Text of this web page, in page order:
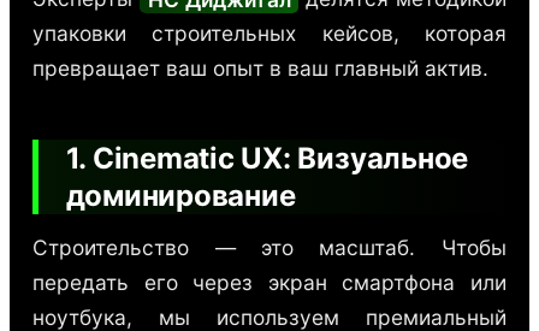
упаковки строительных кейсов, которая
превращает ваш опыт в ваш главный актив.
1. Cinematic UX: Визуальное
доминирование
Строительство — это масштаб. Чтобы
передать его через экран смартфона или
ноутбука, мы используем премиальный